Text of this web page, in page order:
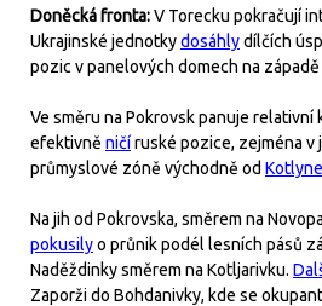
Doněcká fronta:V Torecku pokračují
Ukrajinské jednotkydosáhlydílčích
pozic v panelových domech na
Ve směru na Pokrovsk panuje relativní
efektivně ničíruské pozice, zejména v
průmyslové zóně východně od Kotlyne
Na jih od Pokrovska, směrem na
pokusilyo průnik podél lesních pásů
Naděždinky směrem na Kotljarivku.
Zaporži do Bohdanivky, kde se